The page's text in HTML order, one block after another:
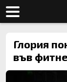
Глория
във